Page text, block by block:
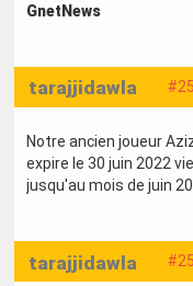
GnetNews
tarajjidawla
Notre ancien joueur
expire le 30 juin 2022
jusqu'au mois de juin
tarajjidawla